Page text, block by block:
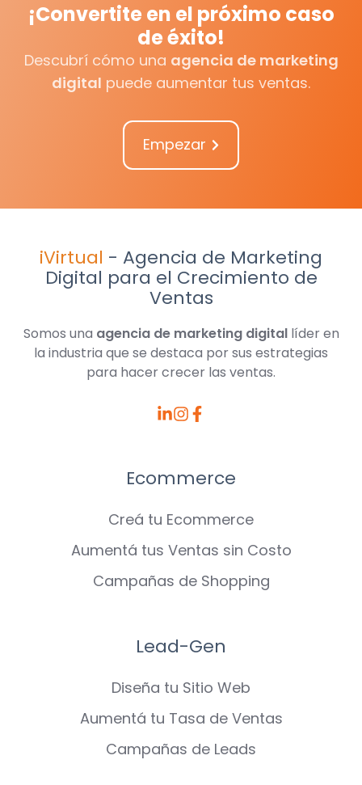
¡Convertite en el próximo caso
de éxito!
Descubrí cómo una agencia de marketing
digital puede aumentar tus ventas.
Empezar
iVirtual - Agencia de Marketing
Digital para el Crecimiento de
Ventas
Somos una agencia de marketing digitallíder en
la industria que se destaca por sus estrategias
para hacer crecer las ventas.
Browse
LinkedIn
Browse
Instagram
Browse
Facebook
Ecommerce
Creá tu Ecommerce
Aumentá tus Ventas sin Costo
Campañas de Shopping
Lead-Gen
Diseña tu Sitio Web
Aumentá tu Tasa de Ventas
Campañas de Leads